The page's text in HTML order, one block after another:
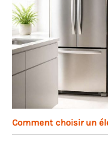
Comment choisir un